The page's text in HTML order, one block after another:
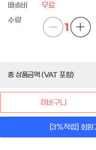
배송비 무료
수량
1
총 상품금액 (VAT 포함)
장바구니
[3%적립] 회원